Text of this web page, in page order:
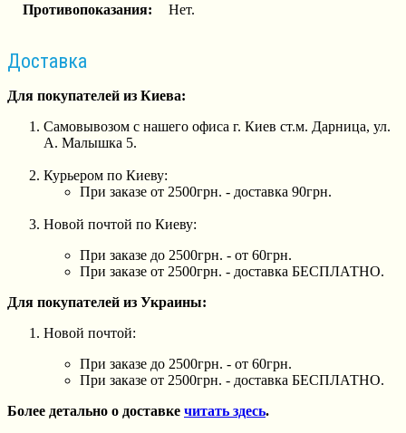
Противопоказания: Нет.
Доставка
Для покупателей из Киева:
Самовывозом с нашего офиса г. Киев ст.м. Дарница, ул.
А. Малышка 5.
Курьером по Киеву:
При заказе от 2500грн. - доставка 90грн.
Новой почтой по Киеву:
При заказе до 2500грн. - от 60грн.
При заказе от 2500грн. - доставка БЕСПЛАТНО.
Для покупателей из Украины:
Новой почтой:
При заказе до 2500грн. - от 60грн.
При заказе от 2500грн. - доставка БЕСПЛАТНО.
Более детально о доставке читать здесь.